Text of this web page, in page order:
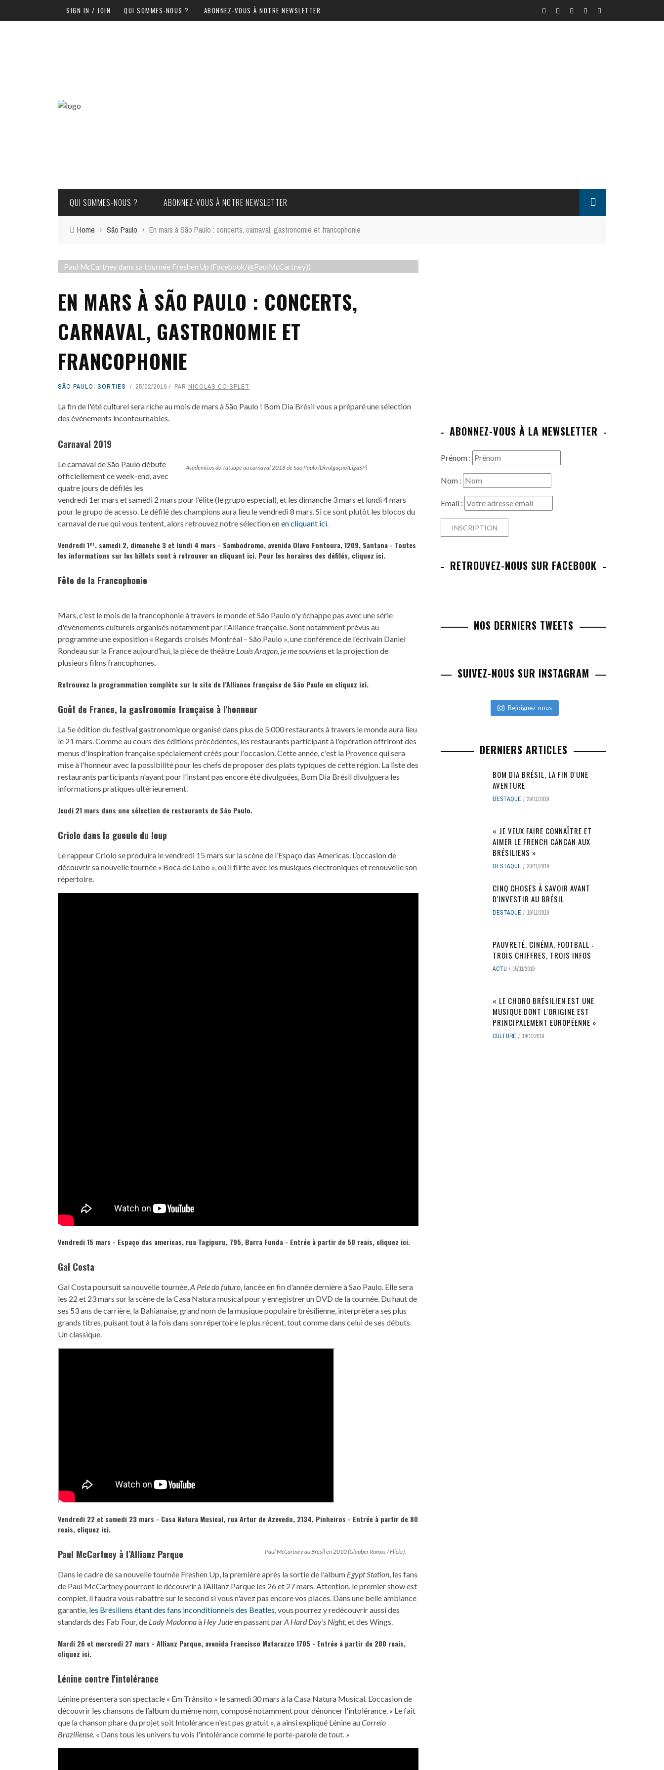
SIGN IN / JOIN QUI SOMMES-NOUS ? ABONNEZ-VOUS À NOTRE NEWSLETTER
QUI SOMMES-NOUS ? ABONNEZ-VOUS À NOTRE NEWSLETTER
Home › São Paulo › En mars à São Paulo : concerts, carnaval, gastronomie et francophonie
Paul McCartney dans sa tournée Freshen Up (Facebook/@PaulMcCartney))
EN MARS À SÃO PAULO : CONCERTS,
CARNAVAL, GASTRONOMIE ET
FRANCOPHONIE
SÃO PAULO, SORTIES 25/02/2019 PAR NICOLAS COISPLET
La fin de l'été culturel sera riche au mois de mars à São Paulo ! Bom Dia Brésil vous a préparé une sélection
des événements incontournables.
Carnaval 2019
Acadêmicos do Tatuapé au carnaval 2018 de São Paulo (Divulgação/LigaSP)
Le carnaval de São Paulo débute
officiellement ce week-end, avec
quatre jours de défilés les
vendredi 1er mars et samedi 2 mars pour l’élite (le grupo especial), et les dimanche 3 mars et lundi 4 mars
pour le grupo de acesso. Le défilé des champions aura lieu le vendredi 8 mars. Si ce sont plutôt les blocos du
carnaval de rue qui vous tentent, alors retrouvez notre sélection enen cliquant ici.
Vendredi 1er, samedi 2, dimanche 3 et lundi 4 mars - Sambodromo, avenida Olavo Fontoura, 1209, Santana - Toutes
les informations sur les billets sont à retrouver en cliquant ici. Pour les horaires des défilés, cliquez ici.
Fête de la Francophonie
Mars, c'est le mois de la francophonie à travers le monde et São Paulo n'y échappe pas avec une série
d'événements culturels organisés notamment par l'Alliance française. Sont notamment prévus au
programme une exposition « Regards croisés Montréal – São Paulo », une conférence de l’écrivain Daniel
Rondeau sur la France aujourd’hui, la pièce de théâtre Louis Aragon, je me souvienset la projection de
plusieurs films francophones.
Retrouvez la programmation complète sur le site de l’Alliance française de São Paulo en cliquez ici.
Goût de France, la gastronomie française à l'honneur
La 5e édition du festival gastronomique organisé dans plus de 5.000 restaurants à travers le monde aura lieu
le 21 mars. Comme au cours des éditions précédentes, les restaurants participant à l'opération offriront des
menus d'inspiration française spécialement créés pour l'occasion. Cette année, c'est la Provence qui sera
mise à l'honneur avec la possibilité pour les chefs de proposer des plats typiques de cette région. La liste des
restaurants participants n'ayant pour l'instant pas encore été divulguées, Bom Dia Brésil divulguera les
informations pratiques ultérieurement.
Jeudi 21 mars dans une sélection de restaurants de São Paulo.
Criolo dans la gueule du loup
Le rappeur Criolo se produira le vendredi 15 mars sur la scène de l’Espaço das Americas. L’occasion de
découvrir sa nouvelle tournée « Boca de Lobo », où il flirte avec les musiques électroniques et renouvelle son
répertoire.
Vendredi 15 mars - Espaço das americas, rua Tagipuru, 795, Barra Funda - Entrée à partir de 50 reais, cliquez ici.
Gal Costa
Gal Costa poursuit sa nouvelle tournée,A Pele do futuro, lancée en fin d'année dernière à Sao Paulo. Elle sera
les 22 et 23 mars sur la scène de la Casa Natura musical pour y enregistrer un DVD de la tournée. Du haut de
ses 53 ans de carrière, la Bahianaise, grand nom de la musique populaire brésilienne, interprètera ses plus
grands titres, puisant tout à la fois dans son répertoire le plus récent, tout comme dans celui de ses débuts.
Un classique.
Vendredi 22 et samedi 23 mars - Casa Natura Musical, rua Artur de Azevedo, 2134, Pinheiros - Entrée à partir de 80
reais, cliquez ici.
Paul McCartney au Brésil en 2010 (Glauber Ramos / Flickr).
Paul McCartney à l’Allianz Parque
Dans le cadre de sa nouvelle tournée Freshen Up, la première après la sortie de l'album Egypt Station, les fans
de Paul McCartney pourront le découvrir à l’Allianz Parque les 26 et 27 mars. Attention, le premier show est
complet, il faudra vous rabattre sur le second si vous n'avez pas encore vos places. Dans une belle ambiance
garantie, les Brésiliens étant des fans inconditionnels des Beatles, vous pourrez y redécouvrir aussi des
standards des Fab Four, de Lady Madonnaà Hey Judeen passant parA Hard Day's Night, et des Wings.
Mardi 26 et mercredi 27 mars - Allianz Parque, avenida Francisco Matarazzo 1705 - Entrée à partir de 200 reais,
cliquez ici.
Lénine contre l'intolérance
Lénine présentera son spectacle « Em Trânsito » le samedi 30 mars à la Casa Natura Musical. L’occasion de
découvrir les chansons de l’album du même nom, composé notamment pour dénoncer l'intolérance. « Le fait
que la chanson phare du projet soit Intolérance n'est pas gratuit », a ainsi expliqué Lénine auCorreio
Braziliense. « Dans tous les univers tu vois l'intolérance comme le porte-parole de tout. »
ABONNEZ-VOUS À LA NEWSLETTER
Prénom :
Nom :
Email :
RETROUVEZ-NOUS SUR FACEBOOK
NOS DERNIERS TWEETS
SUIVEZ-NOUS SUR INSTAGRAM
Rejoignez-nous
DERNIERS ARTICLES
BOM DIA BRÉSIL, LA FIN D'UNE
AVENTURE
DESTAQUE 29/11/2019
« JE VEUX FAIRE CONNAÎTRE ET
AIMER LE FRENCH CANCAN AUX
BRÉSILIENS »
DESTAQUE 20/11/2019
CINQ CHOSES À SAVOIR AVANT
D'INVESTIR AU BRÉSIL
DESTAQUE 19/11/2019
PAUVRETÉ, CINÉMA, FOOTBALL :
TROIS CHIFFRES, TROIS INFOS
ACTU 15/11/2019
« LE CHORO BRÉSILIEN EST UNE
MUSIQUE DONT L'ORIGINE EST
PRINCIPALEMENT EUROPÉENNE »
CULTURE 14/11/2019